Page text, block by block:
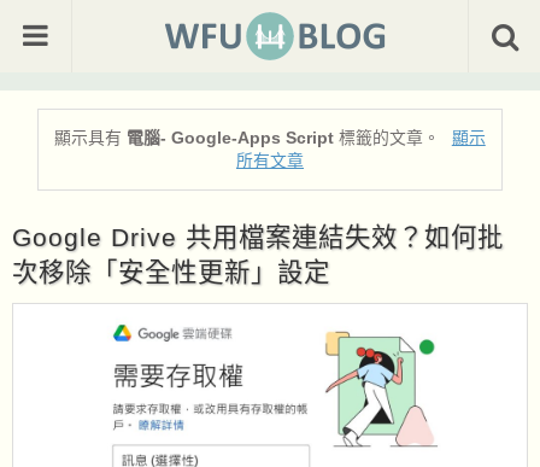
顯示具有 電腦- Google-Apps Script 標籤的文章。
顯示
所有文章
Google Drive 共用檔案連結失效？如何批
次移除「安全性更新」設定